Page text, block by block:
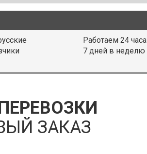
Работаем 24 часа
7 дней в неделю
ЗАКАЗ